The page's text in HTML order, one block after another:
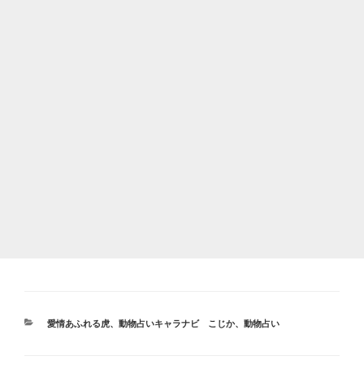
カ
愛情あふれる虎、 動物占いキャラナビ こじか、 動物占い